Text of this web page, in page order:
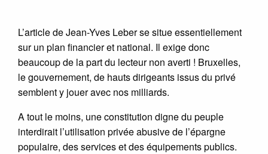
L’article de Jean-Yves Leber se situe essentiellement
sur un plan financier et national. Il exige donc
beaucoup de la part du lecteur non averti ! Bruxelles,
le gouvernement, de hauts dirigeants issus du privé
semblent y jouer avec nos milliards.
A tout le moins, une constitution digne du peuple
interdirait l’utilisation privée abusive de l’épargne
populaire, des services et des équipements publics.